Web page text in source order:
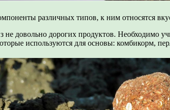
различных типов, к ним относятся
не довольно дорогих продуктов.
используются для основы: комбикорм,